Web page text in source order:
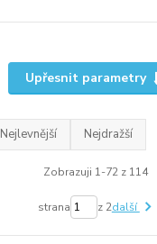
Upřesnit parametry
Nejlevnější Nejdražší
Zobrazuji 1-72 z 114
strana z 2další